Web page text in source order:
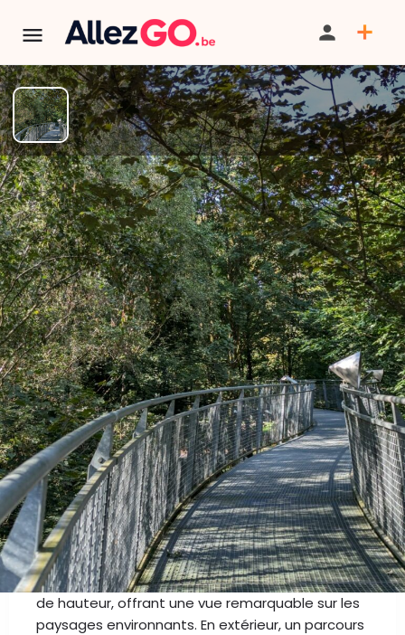
Parc Naturel des Plaines de
l'Escaut
PARTAGER ITINÉRAIRE SAUVEGARDER
AU PROGRAMME
La Maison du Parc naturel des Plaines de l’Escaut
est un lieu incontournable dédié à la découverte
et à la valorisation du territoire. Elle accueille des
expositions temporaires mettant en lumière la
biodiversité et le patrimoine local.
Le site se distingue notamment par sa
passerelle panoramique culminant à 16 mètres
de hauteur, offrant une vue remarquable sur les
paysages environnants. En extérieur, un parcours